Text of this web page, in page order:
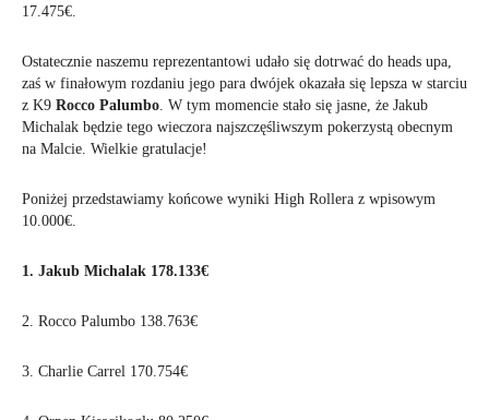
17.475€.
Ostatecznie naszemu reprezentantowi udało się dotrwać do heads upa,
zaś w finałowym rozdaniu jego para dwójek okazała się lepsza w starciu
z K9 Rocco Palumbo. W tym momencie stało się jasne, że Jakub
Michalak będzie tego wieczora najszczęśliwszym pokerzystą obecnym
na Malcie. Wielkie gratulacje!
Poniżej przedstawiamy końcowe wyniki High Rollera z wpisowym
10.000€.
1. Jakub Michalak 178.133€
2. Rocco Palumbo 138.763€
3. Charlie Carrel 170.754€